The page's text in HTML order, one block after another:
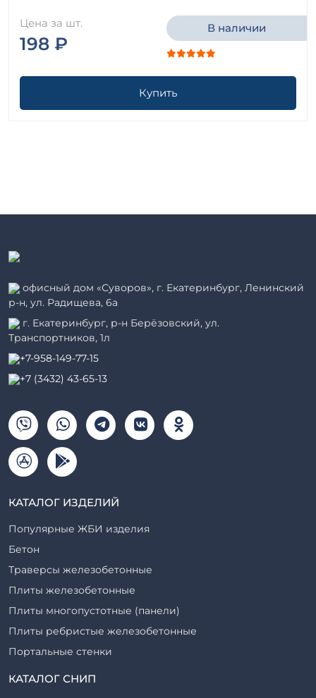
Цена за шт.
198 ₽
В наличии
Купить
офисный дом «Суворов», г. Екатеринбург, Ленинский
р-н, ул. Радищева, 6а
г. Екатеринбург, р-н Берёзовский, ул.
Транспортников, 1л
+7-958-149-77-15
+7 (3432) 43-65-13
КАТАЛОГ ИЗДЕЛИЙ
Популярные ЖБИ изделия
Бетон
Траверсы железобетонные
Плиты железобетонные
Плиты многопустотные (панели)
Плиты ребристые железобетонные
Портальные стенки
Прогоны железобетонные
КАТАЛОГ СНИП